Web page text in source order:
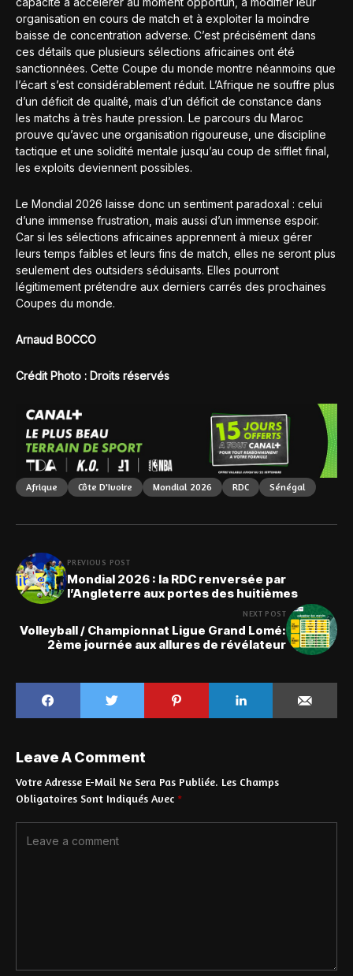
organisation en cours de match et à exploiter la moindre
baisse de concentration adverse. C’est précisément dans
ces détails que plusieurs sélections africaines ont été
sanctionnées. Cette Coupe du monde montre néanmoins que
l’écart s’est considérablement réduit. L’Afrique ne souffre plus
d’un déficit de qualité, mais d’un déficit de constance dans
les matchs à très haute pression. Le parcours du Maroc
prouve qu’avec une organisation rigoureuse, une discipline
tactique et une solidité mentale jusqu’au coup de sifflet final,
les exploits deviennent possibles.
Le Mondial 2026 laisse donc un sentiment paradoxal : celui
d’une immense frustration, mais aussi d’un immense espoir.
Car si les sélections africaines apprennent à mieux gérer
leurs temps faibles et leurs fins de match, elles ne seront plus
seulement des outsiders séduisants. Elles pourront
légitimement prétendre aux derniers carrés des prochaines
Coupes du monde.
Arnaud BOCCO
Crédit Photo : Droits réservés
Afrique Côte D'Ivoire Mondial 2026 RDC Sénégal
PREVIOUS POST
Mondial 2026 : la RDC renversée par
l’Angleterre aux portes des huitièmes
NEXT POST
Volleyball / Championnat Ligue Grand Lomé:
2ème journée aux allures de révélateur
Leave A Comment
Votre Adresse E-Mail Ne Sera Pas Publiée. Les Champs
Obligatoires Sont Indiqués Avec *